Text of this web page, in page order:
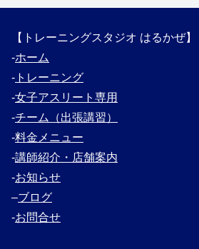
【トレーニングスタジオ はるかぜ】
‐ホーム
‐ トレーニング
‐女子アスリート専用
‐チーム（出張講習）
‐料金メニュー
‐講師紹介・ 店舗案内
‐お知らせ
–ブログ
‐お問合せ